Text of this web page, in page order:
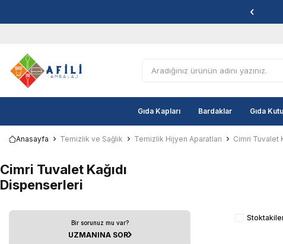
Gıda Kapları Bardaklar Gıda
Anasayfa Temizlik ve Sağlık Temizlik Hijyen Aparatları Cimri Tuvalet
Cimri Tuvalet Kağıdı
Dispenserleri
Bir sorunuz mu var?
UZMANINA SOR